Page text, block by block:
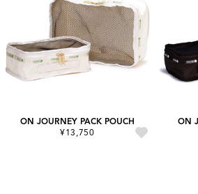
ON JOURNEY PACK POUCH
¥13,750
ON